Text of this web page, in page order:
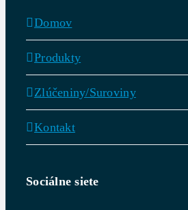
Domov
Produkty
Zlúčeniny/Suroviny
Kontakt
Sociálne siete